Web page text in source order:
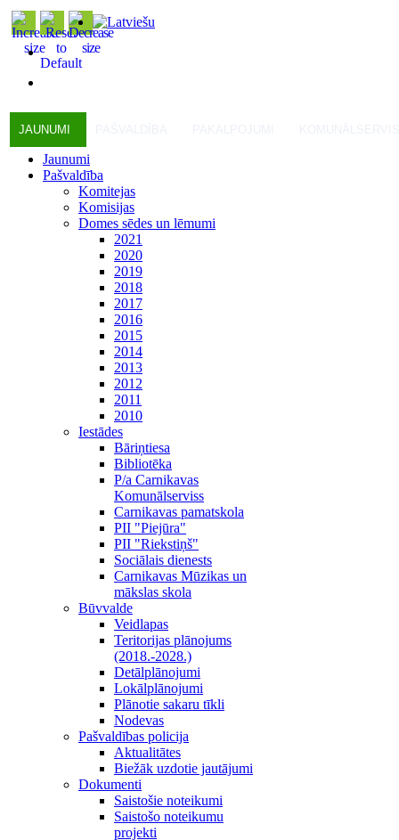
JAUNUMI
Jaunumi
Pašvaldība
Komitejas
Komisijas
Domes sēdes un lēmumi
2021
2020
2019
2018
2017
2016
2015
2014
2013
2012
2011
2010
Iestādes
Bāriņtiesa
Bibliotēka
P/a Carnikavas
Komunālserviss
Carnikavas pamatskola
PII "Piejūra"
PII "Riekstiņš"
Sociālais dienests
Carnikavas Mūzikas un
mākslas skola
Būvvalde
Veidlapas
Teritorijas plānojums
(2018.-2028.)
Detālplānojumi
Lokālplānojumi
Plānotie sakaru tīkli
Nodevas
Pašvaldības policija
Aktualitātes
Biežāk uzdotie jautājumi
Dokumenti
Saistošie noteikumi
Saistošo noteikumu
projekti